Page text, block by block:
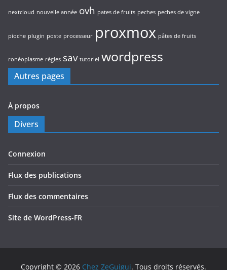
nextcloud nouvelle année ovh pates de fruits peches peches de vigne
pioche plugin poste processeur proxmox pâtes de fruits
ronéoplasme règles sav tutoriel wordpress
Autres pages
À propos
Divers
Connexion
Flux des publications
Flux des commentaires
Site de WordPress-FR
Copyright © 2026 Chez ZeGuigui. Tous droits réservés.